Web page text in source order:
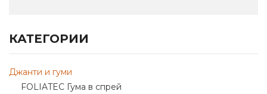
КАТЕГОРИИ
Джанти и гуми
FOLIATEC Гума в спрей